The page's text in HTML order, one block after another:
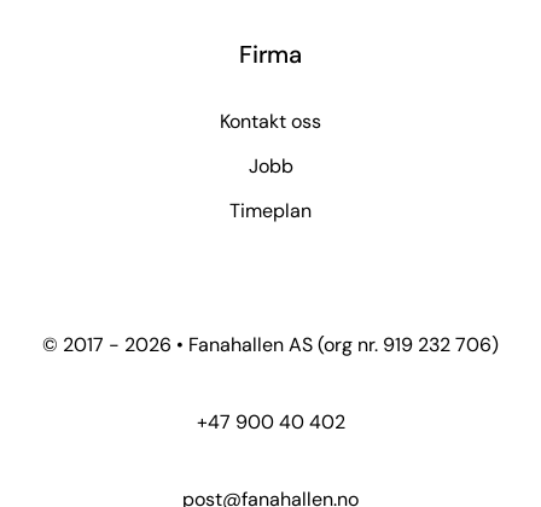
Firma
Kontakt oss
Jobb
Timeplan
© 2017 - 2026 • Fanahallen AS (org nr. 919 232 706)
+47 900 40 402
post@fanahallen.no